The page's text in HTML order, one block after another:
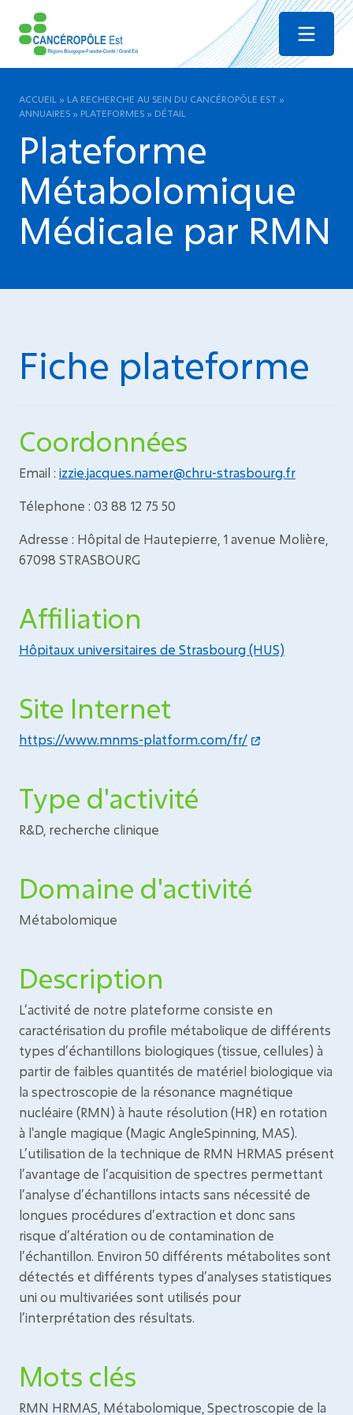
Menu
ACCUEIL » LA RECHERCHE AU SEIN DU CANCÉROPÔLE EST »
ANNUAIRES » PLATEFORMES » DÉTAIL
Plateforme
Métabolomique
Médicale par RMN
Fiche plateforme
Coordonnées
Email : izzie.jacques.namer@chru-strasbourg.fr
Télephone : 03 88 12 75 50
Adresse : Hôpital de Hautepierre, 1 avenue Molière,
67098 STRASBOURG
Affiliation
Hôpitaux universitaires de Strasbourg (HUS)
Site Internet
https://www.mnms-platform.com/fr/
Type d'activité
R&D, recherche clinique
Domaine d'activité
Métabolomique
Description
L’activité de notre plateforme consiste en
caractérisation du profile métabolique de différents
types d’échantillons biologiques (tissue, cellules) à
partir de faibles quantités de matériel biologique via
la spectroscopie de la résonance magnétique
nucléaire (RMN) à haute résolution (HR) en rotation
à l'angle magique (Magic AngleSpinning, MAS).
L’utilisation de la technique de RMN HRMAS présent
l’avantage de l’acquisition de spectres permettant
l’analyse d’échantillons intacts sans nécessité de
longues procédures d’extraction et donc sans
risque d’altération ou de contamination de
l’échantillon. Environ 50 différents métabolites sont
détectés et différents types d’analyses statistiques
uni ou multivariées sont utilisés pour
l’interprétation des résultats.
Mots clés
RMN HRMAS, Métabolomique, Spectroscopie de la